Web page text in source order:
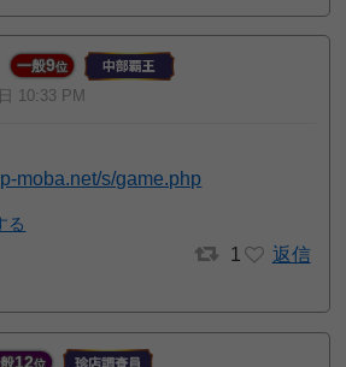
一般9位
10:33 PM
moba.net/s/game.php
る
1 返信
12